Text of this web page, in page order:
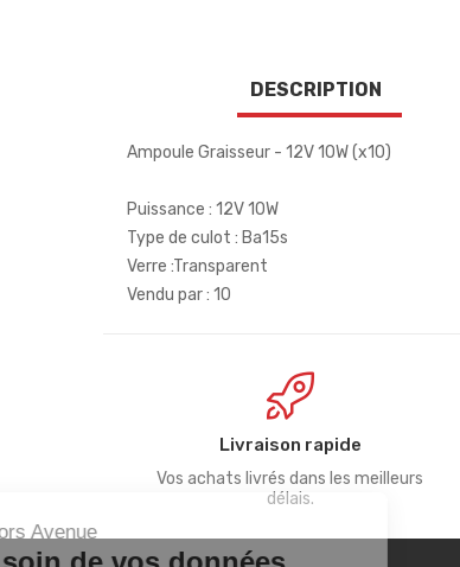
DESCRIPTION
Ampoule Graisseur - 12V 10W (x10)
Puissance : 12V 10W
Type de culot : Ba15s
Verre :Transparent
Vendu par : 10
Livraison rapide
Vos achats livrés dans les meilleurs
délais.